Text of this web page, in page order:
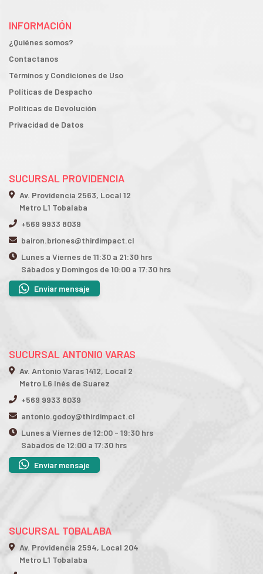
INFORMACIÓN
¿Quiénes somos?
Contactanos
Términos y Condiciones de Uso
Políticas de Despacho
Políticas de Devolución
Privacidad de Datos
SUCURSAL PROVIDENCIA
Av. Providencia 2563, Local 12
Metro L1 Tobalaba
+569 9933 8039
bairon.briones@thirdimpact.cl
Lunes a Viernes de 11:30 a 21:30 hrs
Sábados y Domingos de 10:00 a 17:30 hrs
Enviar mensaje
SUCURSAL ANTONIO VARAS
Av. Antonio Varas 1412, Local 2
Metro L6 Inés de Suarez
+569 9933 8039
antonio.godoy@thirdimpact.cl
Lunes a Viernes de 12:00 - 19:30 hrs
Sábados de 12:00 a 17:30 hrs
Enviar mensaje
SUCURSAL TOBALABA
Av. Providencia 2594, Local 204
Metro L1 Tobalaba